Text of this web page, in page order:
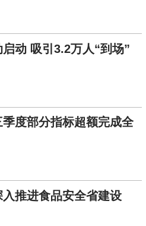
动 吸引3.2万人“到场”
度部分指标超额完成全
推进食品安全省建设